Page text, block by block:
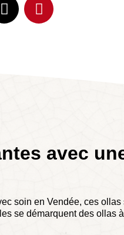
avec
soin en Vendée, ces
se démarquent des ollas